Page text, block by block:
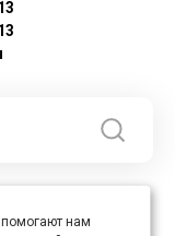
нам